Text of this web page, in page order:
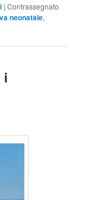
|Contrassegnato
neonatale,
i